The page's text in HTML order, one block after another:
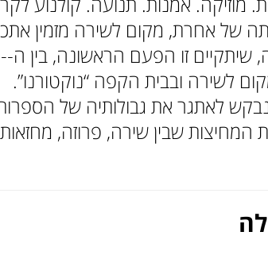
של אחרת, מקום לשירה מזמין
ואתכן
לשירה ובבית הקפה “נוקטורנו”.
לאתגר את גבולותיה של
שבין שירה, פרוזה, מחזאות